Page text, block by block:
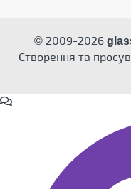
© 2009-2026
Створення та